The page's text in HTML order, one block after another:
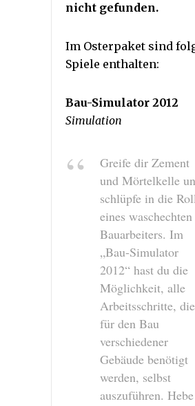
nicht gefunden.
Im Osterpaket sind
Spiele enthalten:
Bau-Simulator 2012
Simulation
Greife dir Zement
und Mörtelkelle
schlüpfe in die
eines waschechten
Bauarbeiters. Im
„Bau-Simulator
2012“ hast du die
Möglichkeit, alle
Arbeitsschritte, die
für den Bau
verschiedener
Gebäude benötigt
werden, selbst
auszuführen. Hebe